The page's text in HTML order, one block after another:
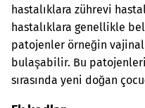
hastalıklara zührevi
hastalıklara genellikle
patojenler örneğin vajinal
bulaşabilir. Bu
sırasında yeni doğan